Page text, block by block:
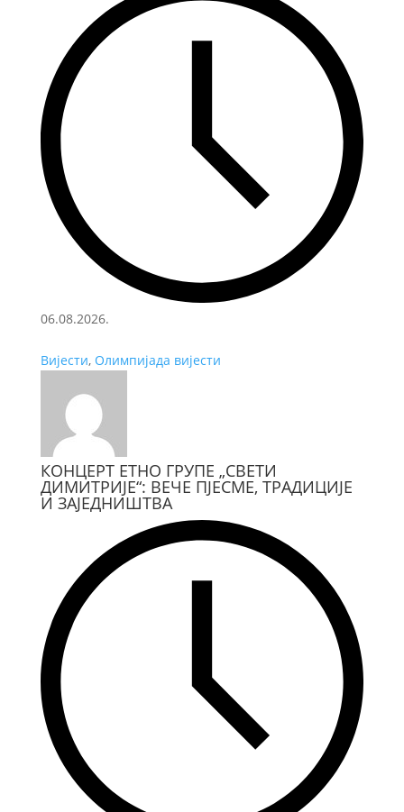
06.08.2026.
Вијести, Олимпијада вијести
КОНЦЕРТ ЕТНО ГРУПЕ „СВЕТИ
ДИМИТРИЈЕ“: ВЕЧЕ ПЈЕСМЕ, ТРАДИЦИЈЕ
И ЗАЈЕДНИШТВА